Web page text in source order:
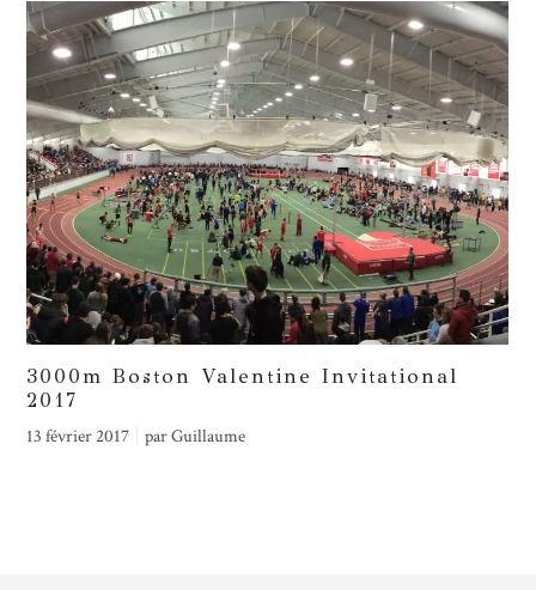
3000m Boston Valentine Invitational
2017
13 février 2017 parGuillaume